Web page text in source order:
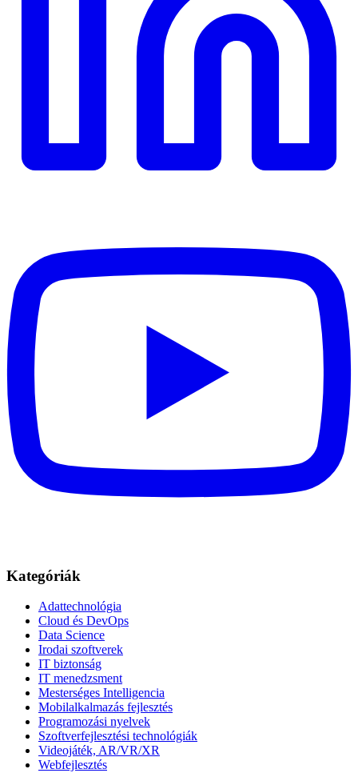
Kategóriák
Adattechnológia
Cloud és DevOps
Data Science
Irodai szoftverek
IT biztonság
IT menedzsment
Mesterséges Intelligencia
Mobilalkalmazás fejlesztés
Programozási nyelvek
Szoftverfejlesztési technológiák
Videojáték, AR/VR/XR
Webfejlesztés